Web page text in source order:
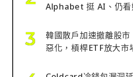
Alphabet 挺 AI、仍看
韓國散戶加速撤離股
惡化，槓桿ETF放大市